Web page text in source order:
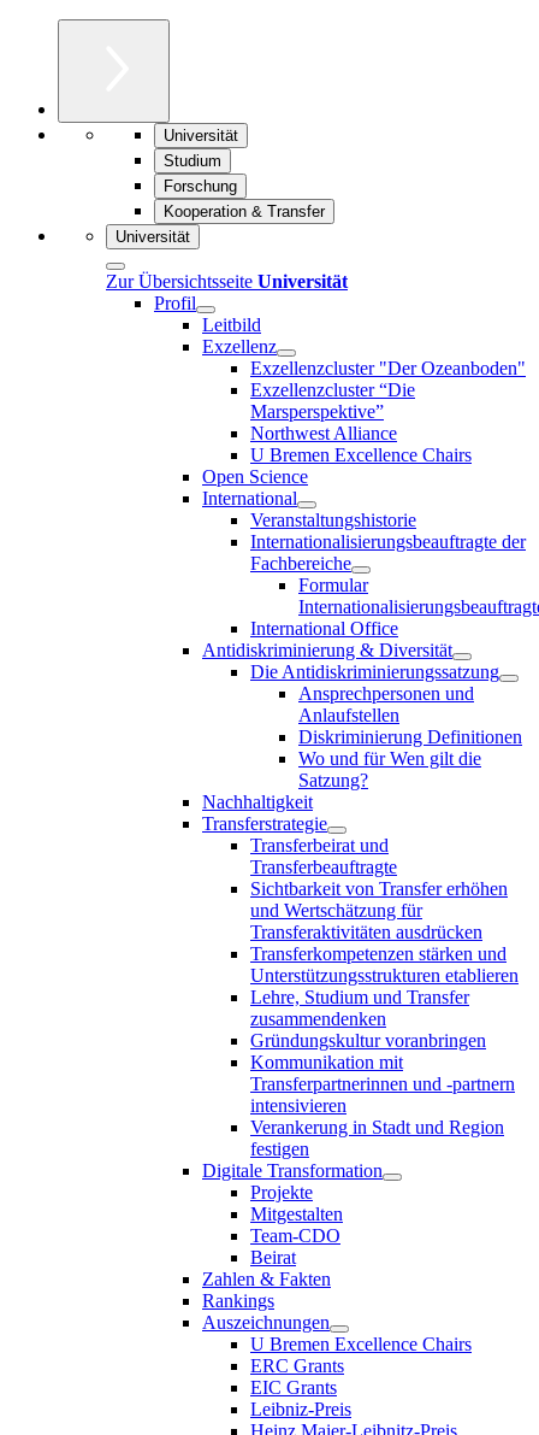
Universität
Studium
Forschung
Kooperation & Transfer
Universität
Zur Übersichtsseite Universität
Profil
Leitbild
Exzellenz
Exzellenzcluster "Der Ozeanboden"
Exzellenzcluster “Die
Marsperspektive”
Northwest Alliance
U Bremen Excellence Chairs
Open Science
International
Veranstaltungshistorie
Internationalisierungsbeauftragte der
Fachbereiche
Formular
International Office
Antidiskriminierung & Diversität
Die Antidiskriminierungssatzung
Ansprechpersonen und
Anlaufstellen
Diskriminierung Definitionen
Wo und für Wen gilt die
Satzung?
Nachhaltigkeit
Transferstrategie
Transferbeirat und
Transferbeauftragte
Sichtbarkeit von Transfer erhöhen
und Wertschätzung für
Transferaktivitäten ausdrücken
Transferkompetenzen stärken und
Unterstützungsstrukturen etablieren
Lehre, Studium und Transfer
zusammendenken
Gründungskultur voranbringen
Kommunikation mit
Transferpartnerinnen und -partnern
intensivieren
Verankerung in Stadt und Region
festigen
Digitale Transformation
Projekte
Mitgestalten
Team-CDO
Beirat
Zahlen & Fakten
Rankings
Auszeichnungen
U Bremen Excellence Chairs
ERC Grants
EIC Grants
Leibniz-Preis
Heinz Maier-Leibnitz-Preis